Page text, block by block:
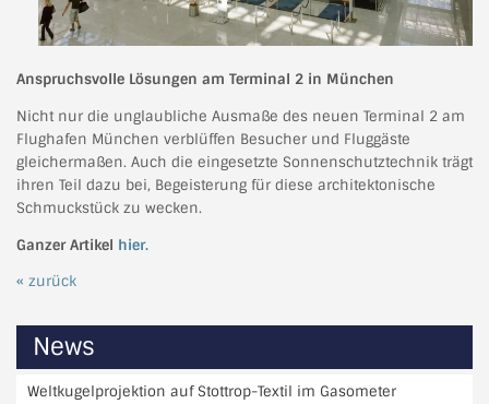
Anspruchsvolle Lösungen am Terminal 2 in München
Nicht nur die unglaubliche Ausmaße des neuen Terminal 2 am
Flughafen München verblüffen Besucher und Fluggäste
gleichermaßen. Auch die eingesetzte Sonnenschutztechnik trägt
ihren Teil dazu bei, Begeisterung für diese architektonische
Schmuckstück zu wecken.
Ganzer Artikel hier.
« zurück
News
Weltkugelprojektion auf Stottrop-Textil im Gasometer